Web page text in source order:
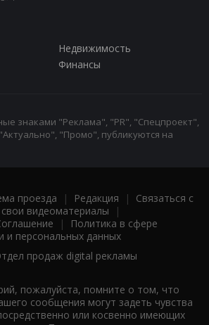
Недвижимость
Финансы
знаками "Реклама", "PR", "Спецпроект",
"Промо", публикуются на
проезда | Редакция | Связаться с
видеоматериалы |
|
Политика в сфере
и персональных данных
продаж digital рекламы
пожалуйста, помните о том, что
сообщения могут задеть чувства
или косвенно имеющих